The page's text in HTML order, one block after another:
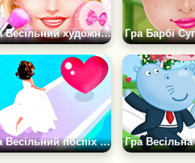
Гра Весільний художник
Гра Весільний поспіх 3Д